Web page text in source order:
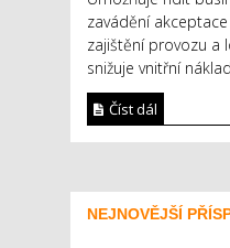
zavádění
zajištění provozu a
snižuje vnitřní
Číst dál
NEJNOVĚJŠÍ